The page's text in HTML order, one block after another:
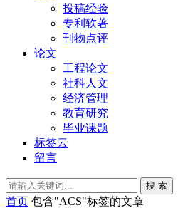
投稿经验
专利软著
刊物点评
论文
工程论文
社科人文
经济管理
教育研究
毕业课题
标签云
留言
搜 索
首页 包含"ACS"标签的文章